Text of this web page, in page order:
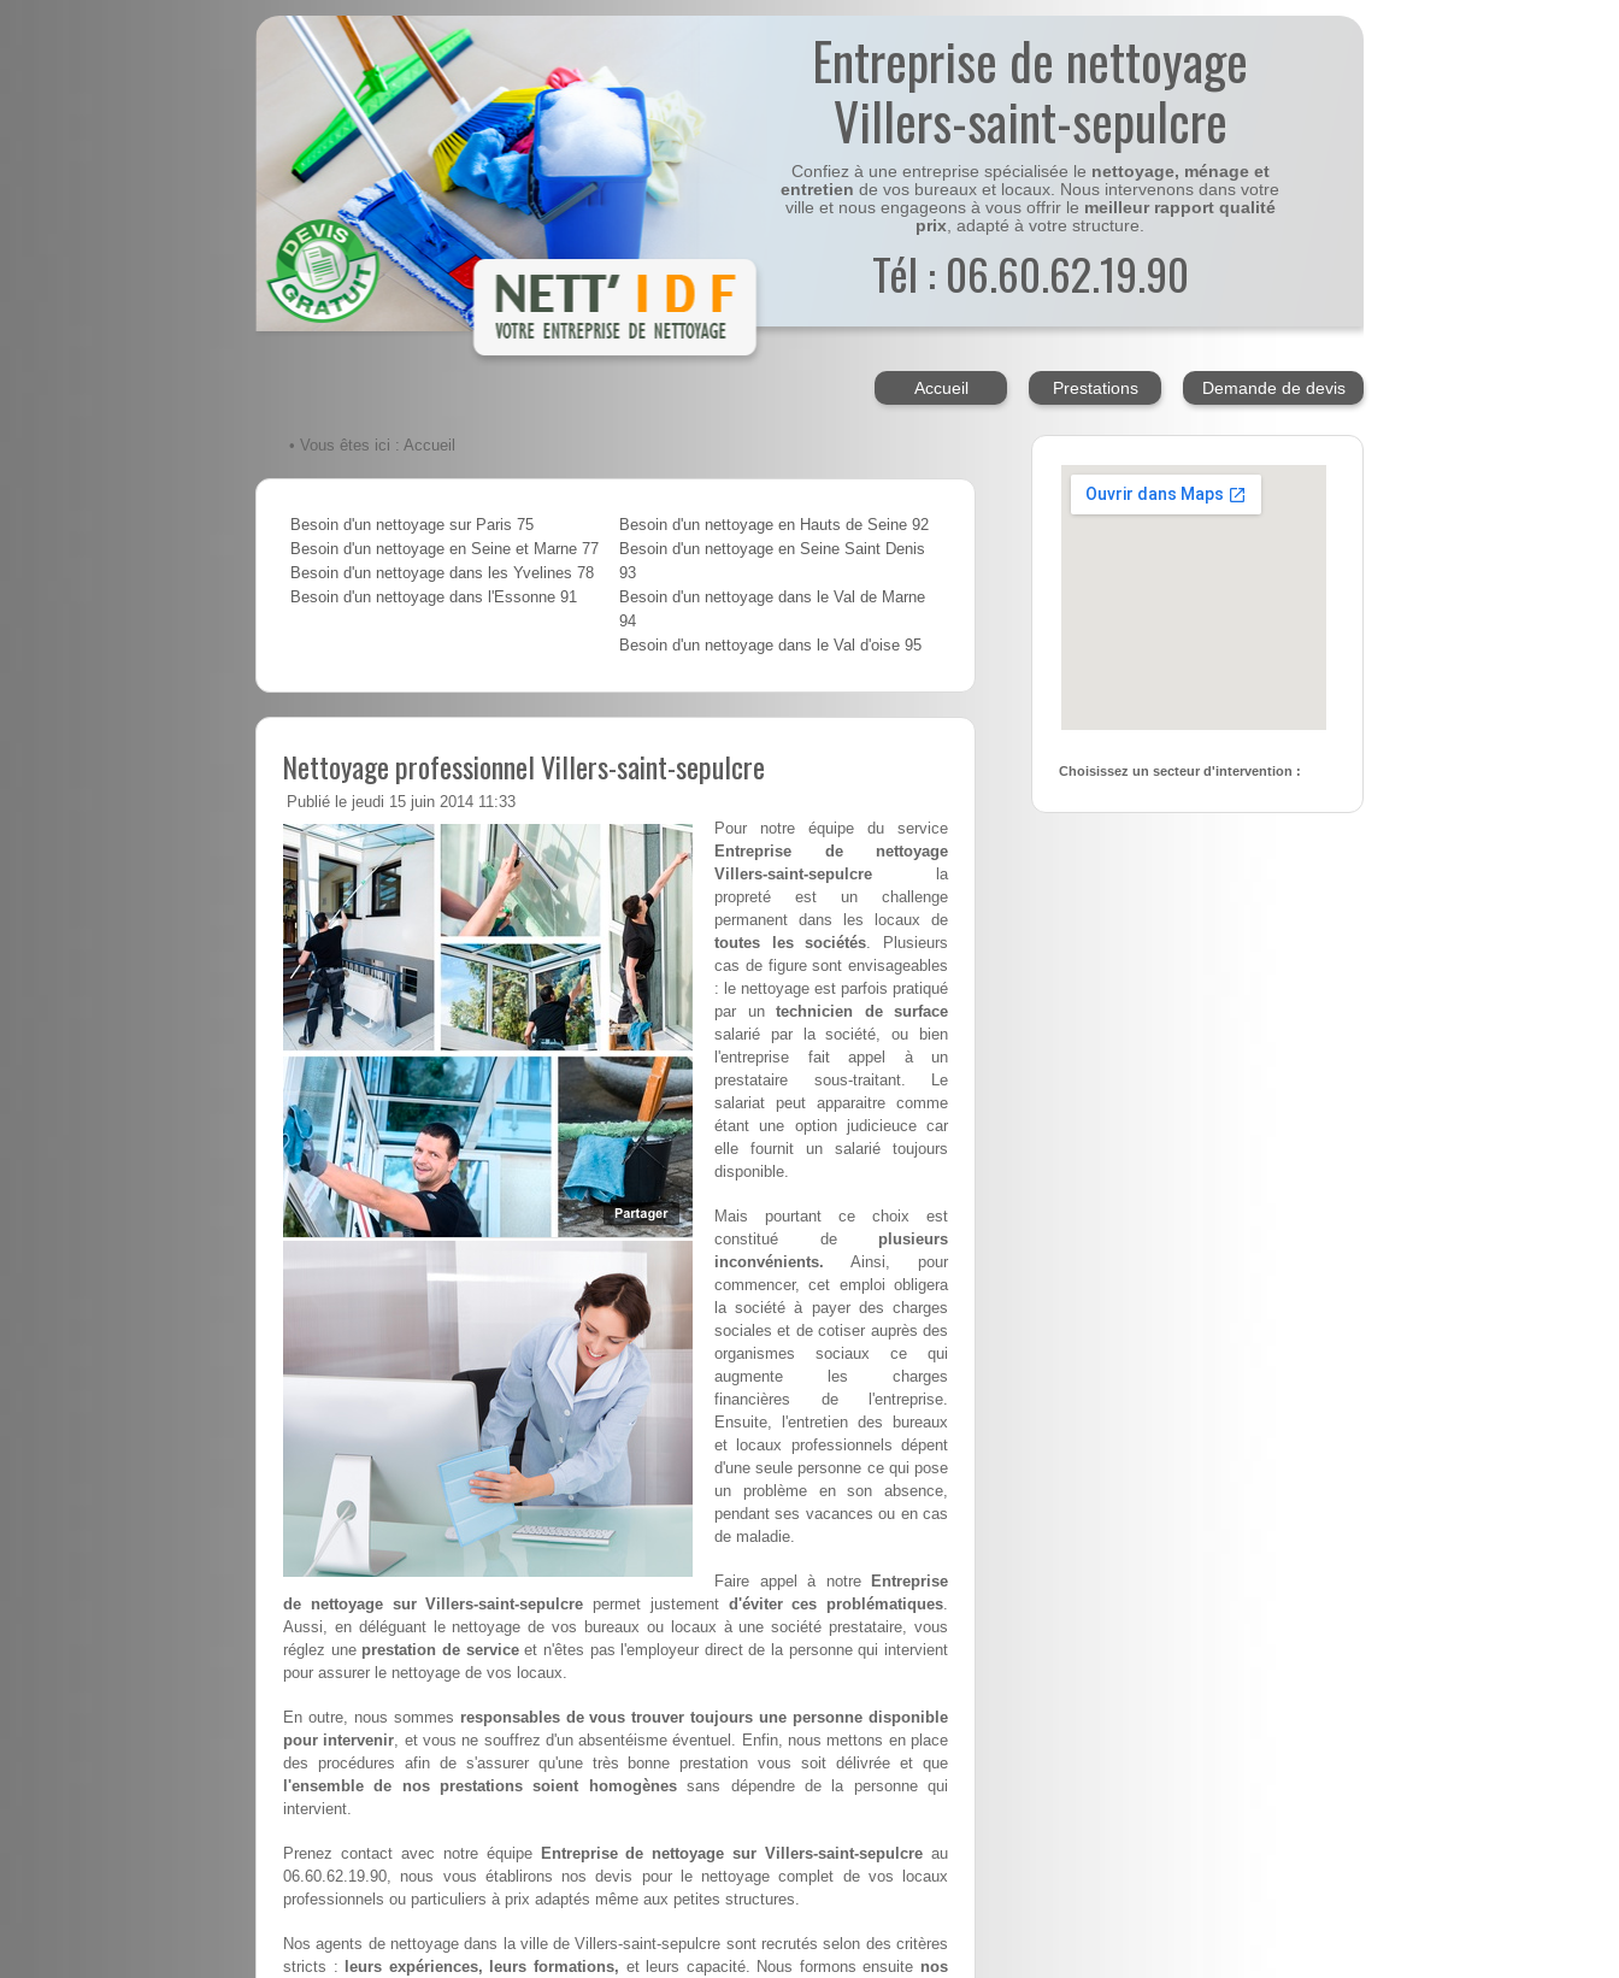
Entreprise de nettoyage
Villers-saint-sepulcre
Confiez à une entreprise spécialisée le nettoyage, ménage et
entretien de vos bureaux et locaux. Nous intervenons dans votre
ville et nous engageons à vous offrir le meilleur rapport qualité
prix, adapté à votre structure.
Tél : 06.60.62.19.90
Accueil Prestations Demande de devis
• Vous êtes ici : Accueil
Besoin d'un nettoyage sur Paris 75
Besoin d'un nettoyage en Seine et Marne 77
Besoin d'un nettoyage dans les Yvelines 78
Besoin d'un nettoyage dans l'Essonne 91
Besoin d'un nettoyage en Hauts de Seine 92
Besoin d'un nettoyage en Seine Saint Denis
93
Besoin d'un nettoyage dans le Val de Marne
94
Besoin d'un nettoyage dans le Val d'oise 95
Nettoyage professionnel Villers-saint-sepulcre
Publié le jeudi 15 juin 2014 11:33
Pour notre équipe du service
Entreprise de nettoyage
Villers-saint-sepulcre la
propreté est un challenge
permanent dans les locaux de
toutes les sociétés. Plusieurs
cas de figure sont envisageables
: le nettoyage est parfois pratiqué
par un technicien de surface
salarié par la société, ou bien
l'entreprise fait appel à un
prestataire sous-traitant. Le
salariat peut apparaitre comme
étant une option judicieuce car
elle fournit un salarié toujours
disponible.
Mais pourtant ce choix est
constitué de plusieurs
inconvénients. Ainsi, pour
commencer, cet emploi obligera
la société à payer des charges
sociales et de cotiser auprès des
organismes sociaux ce qui
augmente les charges
financières de l'entreprise.
Ensuite, l'entretien des bureaux
et locaux professionnels dépent
d'une seule personne ce qui pose
un problème en son absence,
pendant ses vacances ou en cas
de maladie.
Faire appel à notre
Entreprise
de nettoyage sur Villers-saint-sepulcre permet justement d'éviter ces problématiques.
Aussi, en déléguant le nettoyage de vos bureaux ou locaux à une société prestataire, vous
réglez une prestation de serviceet n'êtes pas l'employeur direct de la personne qui intervient
pour assurer le nettoyage de vos locaux.
En outre, nous sommes responsables de vous trouver toujours une personne disponible
pour intervenir, et vous ne souffrez d'un absentéisme éventuel. Enfin, nous mettons en place
des procédures afin de s'assurer qu'une très bonne prestation vous soit délivrée et que
l'ensemble de nos prestations soient homogènessans dépendre de la personne qui
intervient.
Prenez contact avec notre équipe Entreprise de nettoyage sur Villers-saint-sepulcre au
06.60.62.19.90, nous vous établirons nos devis pour le nettoyage complet de vos locaux
professionnels ou particuliers à prix adaptés même aux petites structures.
Nos agents de nettoyage dans la ville de Villers-saint-sepulcre sont recrutés selon des critères
stricts :
leurs expériences, leurs formations, et leurs capacité. Nous formons ensuite nos
Choisissez un secteur d'intervention :